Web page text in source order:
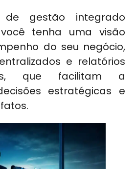
gestão integrado
tenha uma visão
do seu negócio,
e relatórios
que facilitam a
estratégicas e